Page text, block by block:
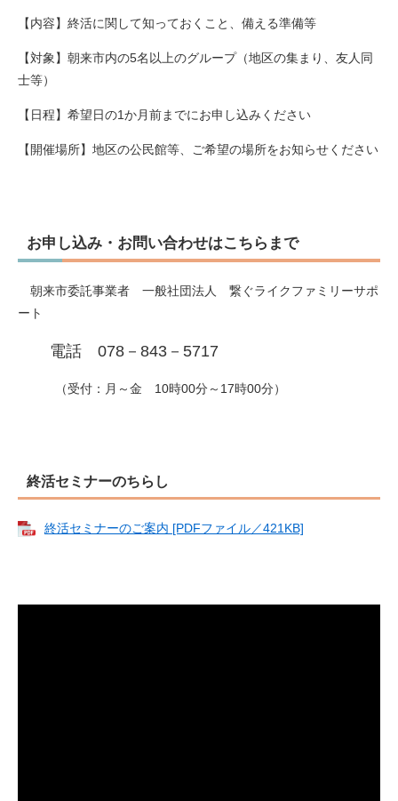
【内容】終活に関して知っておくこと、備える準備等
【対象】朝来市内の5名以上のグループ（地区の集まり、友人同
士等）
【日程】希望日の1か月前までにお申し込みください
【開催場所】地区の公民館等、ご希望の場所をお知らせください
お申し込み・お問い合わせはこちらまで
朝来市委託事業者 一般社団法人 繋ぐライクファミリーサポ
ート
電話 078－843－5717
（受付：月～金 10時00分～17時00分）
終活セミナーのちらし
終活セミナーのご案内 [PDFファイル／421KB]